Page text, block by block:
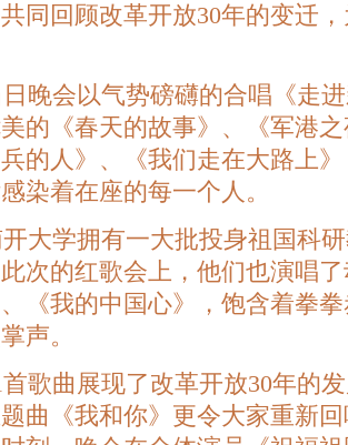
同回顾改革开放30年的变迁
晚会以气势磅礴的合唱《走
的《春天的故事》、《军港
兵的人》、《我们走在大路上
染着在座的每一个人。
大学拥有一大批投身祖国科
次的红歌会上，他们也演唱
《我的中国心》，饱含着拳
声。
歌曲展现了改革开放30年的
曲《我和你》更令大家重新